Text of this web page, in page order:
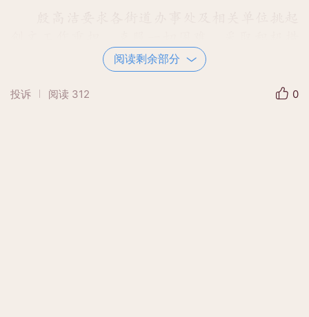
施，在10月20日前落实好创文宣传、设施完
善、资料整理以及环境美化，并及时有效做好
市民群众问卷调查工作，不断提升市民群众创
阅读剩余部分
投诉 阅读 312 0